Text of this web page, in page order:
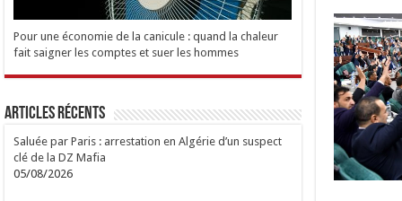
Pour une économie de la canicule : quand la chaleur
fait saigner les comptes et suer les hommes
Articles Récents
Saluée par Paris : arrestation en Algérie d’un suspect
clé de la DZ Mafia
05/08/2026